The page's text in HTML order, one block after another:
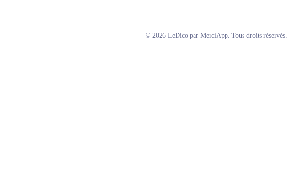
© 2026 LeDico par MerciApp. Tous droits réservés.